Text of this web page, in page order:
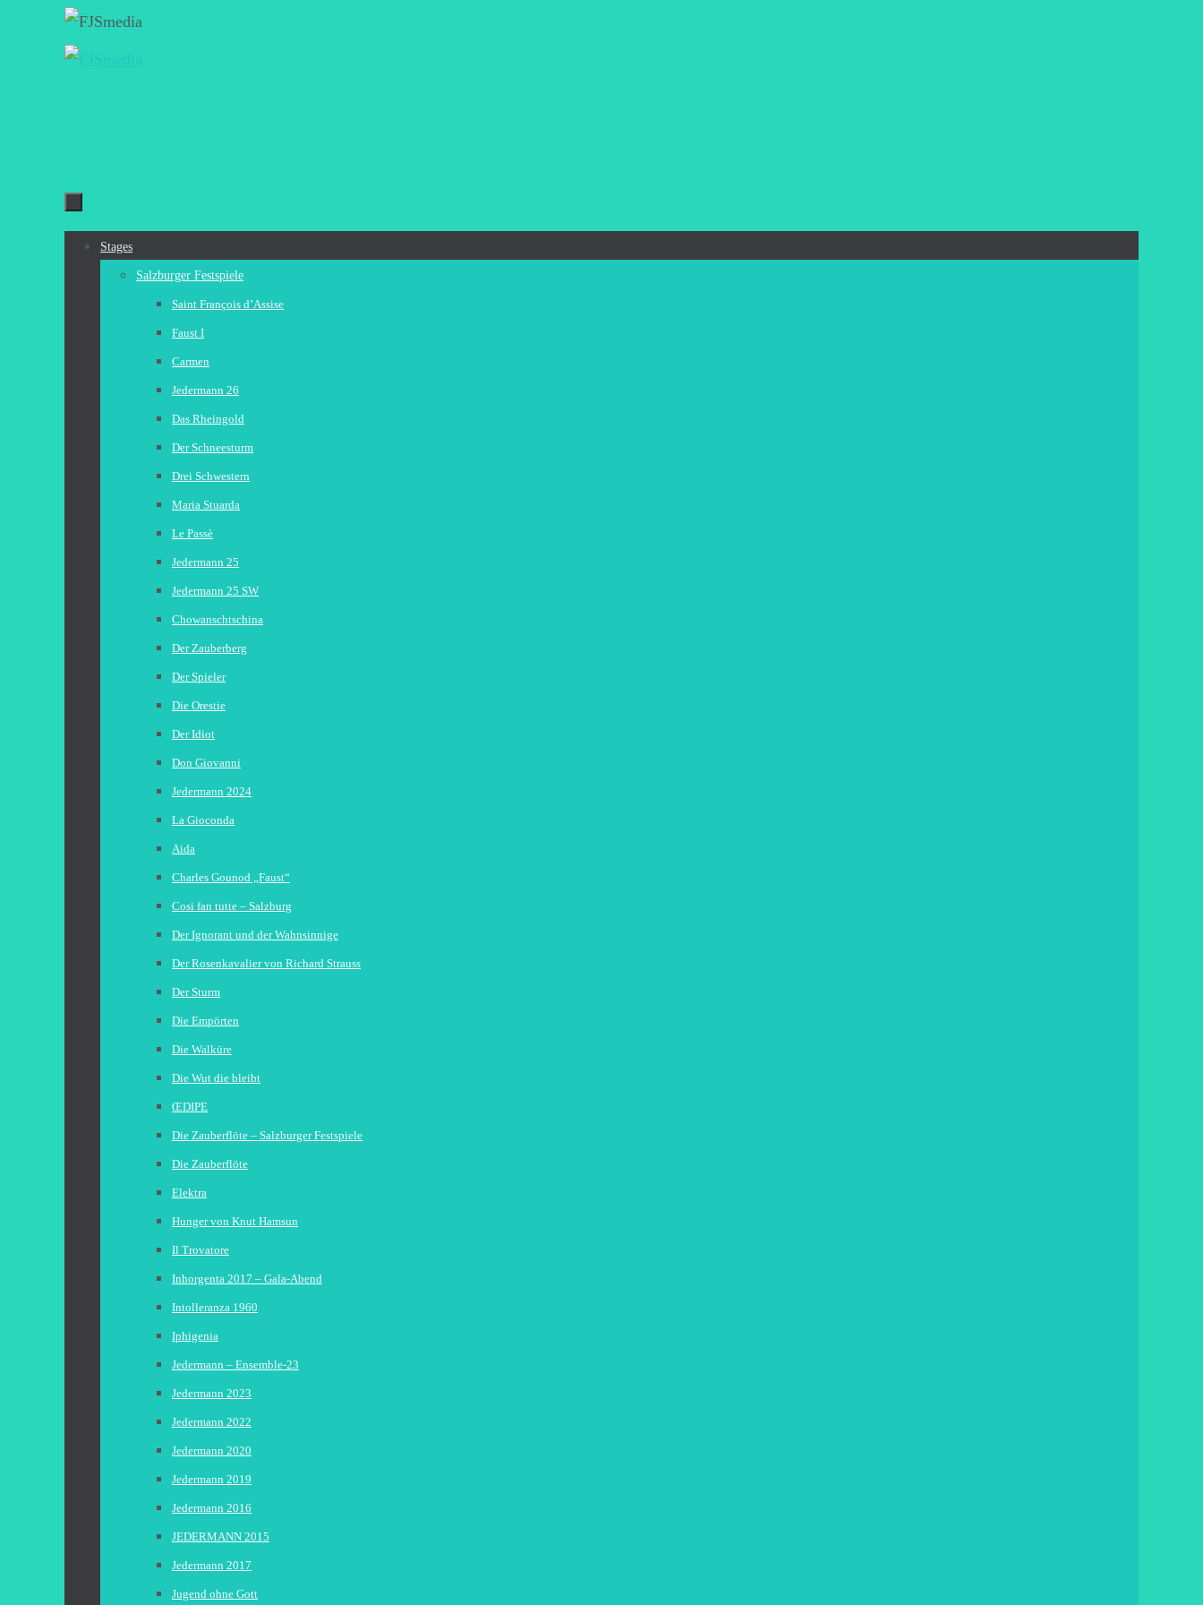
Zum
Stages
Salzburger Festspiele
Saint François d’Assise
Faust I
Carmen
Jedermann 26
Das Rheingold
Der Schneesturm
Drei Schwestern
Maria Stuarda
Le Passè
Jedermann 25
Jedermann 25 SW
Chowanschtschina
Der Zauberberg
Der Spieler
Die Orestie
Der Idiot
Don Giovanni
Jedermann 2024
La Gioconda
Aida
Charles Gounod „Faust“
Cosi fan tutte – Salzburg
Der Ignorant und der Wahnsinnige
Der Rosenkavalier von Richard Strauss
Der Sturm
Die Empörten
Die Walküre
Die Wut die bleibt
ŒDIPE
Die Zauberflöte – Salzburger Festspiele
Die Zauberflöte
Elektra
Hunger von Knut Hamsun
Il Trovatore
Inhorgenta 2017 – Gala-Abend
Intolleranza 1960
Iphigenia
Jedermann – Ensemble-23
Jedermann 2023
Jedermann 2022
Jedermann 2020
Jedermann 2019
Jedermann 2016
JEDERMANN 2015
Jedermann 2017
Jugend ohne Gott